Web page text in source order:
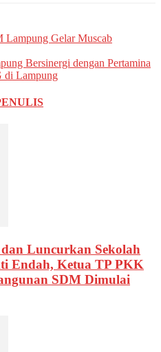
Lampung Gelar Muscab
Bersinergi dengan Pertamina
di Lampung
Luncurkan Sekolah
Endah, Ketua TP PKK
SDM Dimulai